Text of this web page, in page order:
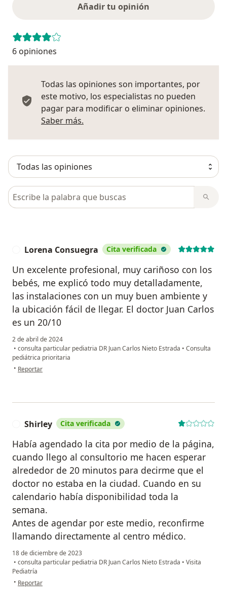
Añadir tu opinión
6 opiniones
Todas las opiniones son importantes, por
este motivo, los especialistas no pueden
pagar para modificar o eliminar opiniones.
Saber más.
Busca en opiniones
Lorena Consuegra Cita verificada
Un excelente profesional, muy cariñoso con los
bebés, me explicó todo muy detalladamente,
las instalaciones con un muy buen ambiente y
la ubicación fácil de llegar. El doctor Juan Carlos
es un 20/10
2 de abril de 2024
• consulta particular pediatria DR Juan Carlos Nieto Estrada • Consulta
pediátrica prioritaria
• en opinión del usuario Lorena Consuegra
Reportar
Shirley Cita verificada
Había agendado la cita por medio de la página,
cuando llego al consultorio me hacen esperar
alrededor de 20 minutos para decirme que el
doctor no estaba en la ciudad. Cuando en su
calendario había disponibilidad toda la
semana.
Antes de agendar por este medio, reconfirme
llamando directamente al centro médico.
18 de diciembre de 2023
• consulta particular pediatria DR Juan Carlos Nieto Estrada • Visita
Pediatría
• en opinión del usuario Shirley
Reportar